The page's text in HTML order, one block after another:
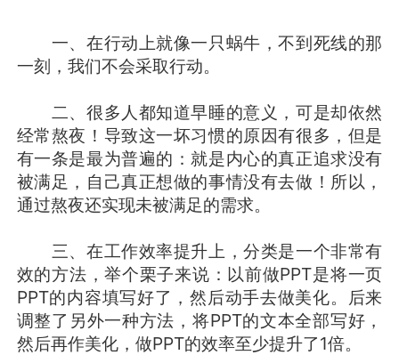
一、在行动上就像一只蜗牛，不到死线的那
一刻，我们不会采取行动。
二、很多人都知道早睡的意义，可是却依然
经常熬夜！导致这一坏习惯的原因有很多，但是
有一条是最为普遍的：就是内心的真正追求没有
被满足，自己真正想做的事情没有去做！所以，
通过熬夜还实现未被满足的需求。
三、在工作效率提升上，分类是一个非常有
效的方法，举个栗子来说：以前做PPT是将一页
PPT的内容填写好了，然后动手去做美化。后来
调整了另外一种方法，将PPT的文本全部写好，
然后再作美化，做PPT的效率至少提升了1倍。